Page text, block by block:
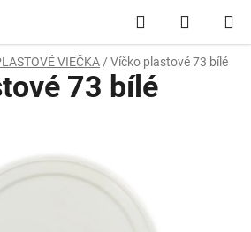
Hľadať
KOŠÍK
VIEČKA / Víčko plastové 73 bílé
73 bílé